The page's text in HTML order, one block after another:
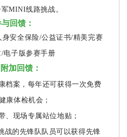
MINI线路挑战。
回馈：
安全保险/公益证书/精美完赛
电子版参赛手册
附加回馈：
档案，每年还可获得一次免费
康体检机会；
、现场专属站位地贴；
战的先锋队队员可以获得先锋